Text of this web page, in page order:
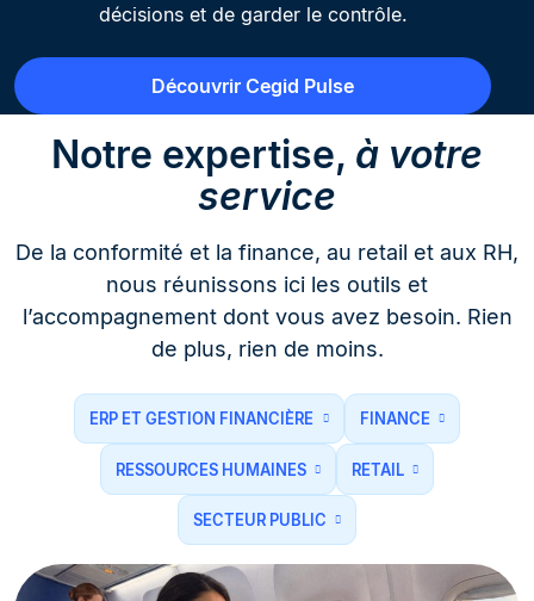
décisions et de garder le contrôle.
Découvrir Cegid Pulse
Notre expertise, à votre
service
De la conformité et la finance, au retail et aux RH,
nous réunissons ici les outils et
l’accompagnement dont vous avez besoin. Rien
de plus, rien de moins.
ERP ET GESTION FINANCIÈRE FINANCE
RESSOURCES HUMAINES RETAIL
SECTEUR PUBLIC